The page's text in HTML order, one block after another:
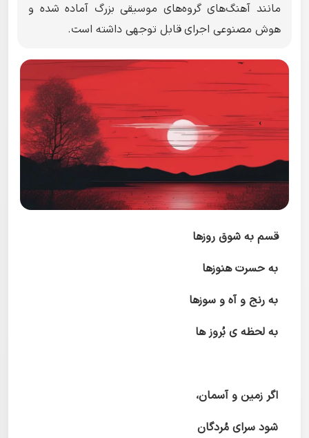
مانند آهنگ‌های گروه‌های موسیقی بزرگ آماده شده و
هوش مصنوعی اجرای قابل توجهی داشته است.
قسم به شوق روزها
به حسرت هنوزها
به رنج و آه و سوزها
به لحظه ی بُروز ها
اگر زمین و آسمان،
شود سرای مُردگان